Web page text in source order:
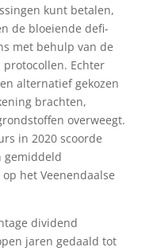
kunt betalen,
de bloeiende defi-
met behulp van de
Echter
alternatief gekozen
brachten,
overweegt.
in 2020 scoorde
gemiddeld
het Veenendaalse
dividend
jaren gedaald tot